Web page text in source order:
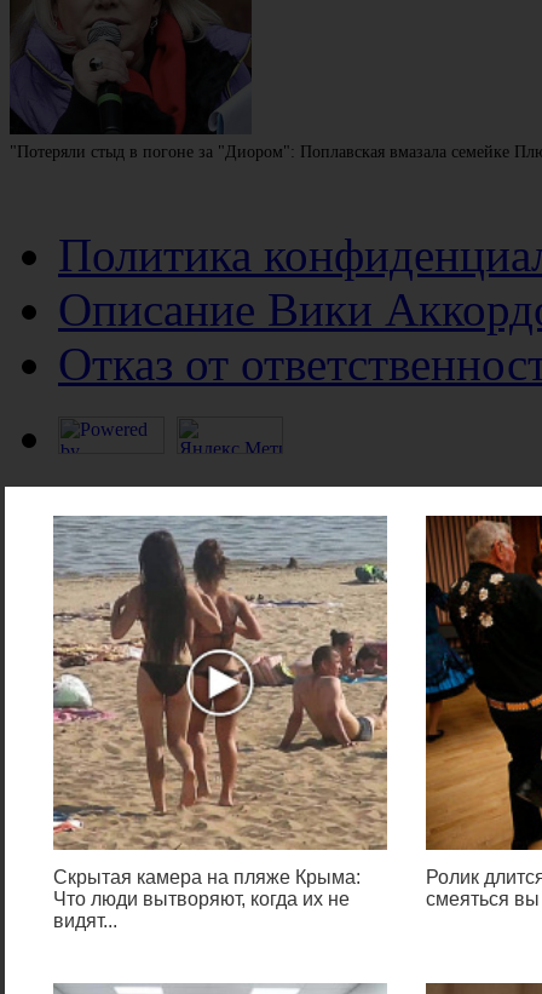
Скрытая камера на пляже Крыма:
Что люди вытворяют, когда их не
видят...
Ролик
смеяться вы
"Потеряли стыд в погоне за "Диором": Поплавская вмазала семейке
Политика
Описание Вики
Отказ от